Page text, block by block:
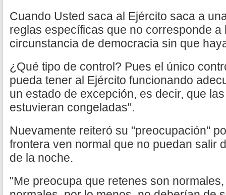
Cuando Usted saca al Ejército saca a
reglas específicas que no corresponde a
circunstancia de democracia sin que
¿Qué tipo de control? Pues el único
pueda tener al Ejército funcionando
un estado de excepción, es decir, que
estuvieran congeladas".
Nuevamente reiteró su "preocupación"
frontera ven normal que no puedan salir
de la noche.
"Me preocupa que retenes son